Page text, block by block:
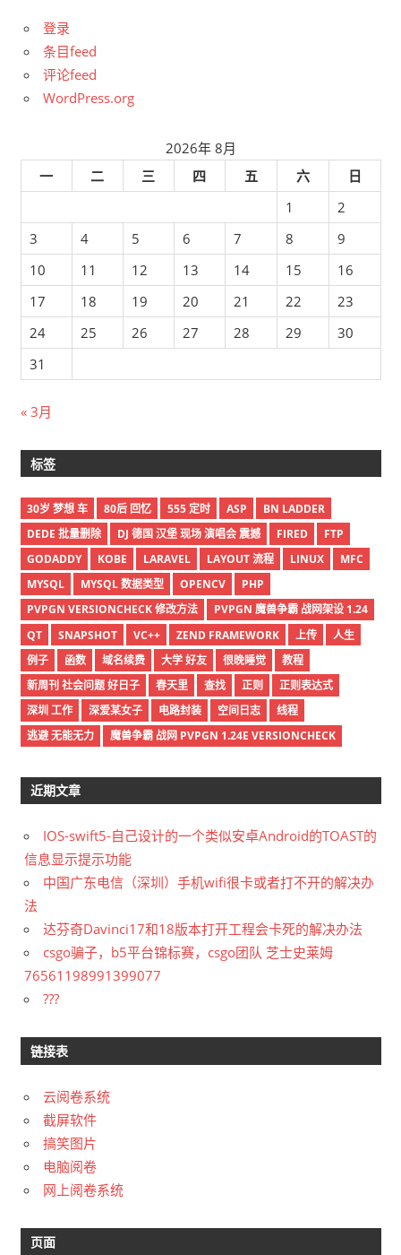
登录
条目feed
评论feed
WordPress.org
2026年 8月
一
二 三 四 五 六
日
1
2
3
4 5 6 7 8
9
10
11 12 13 14 15
16
17
18 19 20 21 22
23
24
25 26 27 28 29
30
31
« 3月
标签
30岁 梦想 车 80后 回忆 555 定时 ASP
BN LADDER
DEDE 批量删除
DJ 德国 汉堡 现场 演唱会 震撼 FIRED
FTP
GODADDY
KOBE LARAVEL LAYOUT 流程 LINUX
MFC
MYSQL
MYSQL 数据类型 OPENCV
PHP
PVPGN VERSIONCHECK 修改方法
PVPGN 魔兽争霸 战网架设 1.24
QT
SNAPSHOT VC++ ZEND FRAMEWORK 上传
人生
例子
函数 域名续费 大学 好友 很晚睡觉
教程
新周刊 社会问题 好日子
春天里 查找 正则
正则表达式
深圳 工作
深爱某女子 电路封装 空间日志
线程
逃避 无能无力
魔兽争霸 战网 PVPGN 1.24E VERSIONCHECK
近期文章
IOS-swift5-自己设计的一个类似安卓Android的TOAST的
信息显示提示功能
中国广东电信（深圳）手机wifi很卡或者打不开的解决办
法
达芬奇Davinci17和18版本打开工程会卡死的解决办法
csgo骗子，b5平台锦标赛，csgo团队 芝士史莱姆
76561198991399077
???
链接表
云阅卷系统
截屏软件
搞笑图片
电脑阅卷
网上阅卷系统
页面